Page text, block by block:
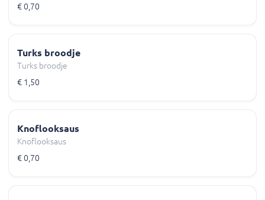
€ 0,70
Turks broodje
Turks broodje
€ 1,50
Knoflooksaus
Knoflooksaus
€ 0,70